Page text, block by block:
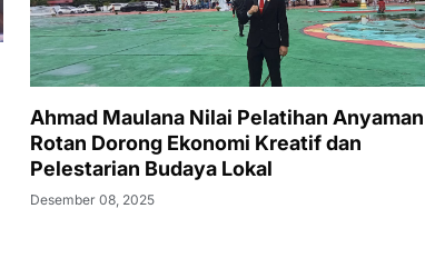
Ahmad Maulana Nilai Pelatihan Anyaman
Rotan Dorong Ekonomi Kreatif dan
Pelestarian Budaya Lokal
Desember 08, 2025